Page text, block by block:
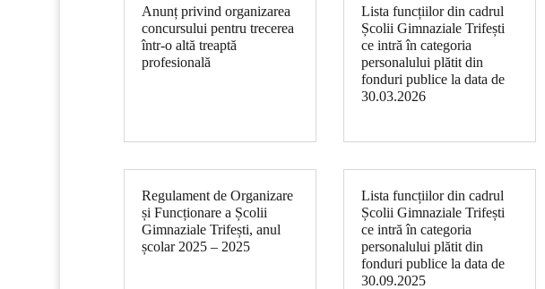
Anunț privind organizarea
concursului pentru trecerea
într-o altă treaptă
profesională
Lista funcțiilor din cadrul
Școlii Gimnaziale Trifești
ce intră în categoria
personalului plătit din
fonduri publice la data de
30.03.2026
Regulament de Organizare
și Funcționare a Școlii
Gimnaziale Trifești, anul
școlar 2025 – 2025
Lista funcțiilor din cadrul
Școlii Gimnaziale Trifești
ce intră în categoria
personalului plătit din
fonduri publice la data de
30.09.2025